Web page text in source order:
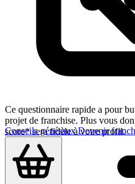
Conseils générauxDevenir
Ce questionnaire rapide a pour
projet de franchise. Plus vous
score* sera fidèle à votre profil.